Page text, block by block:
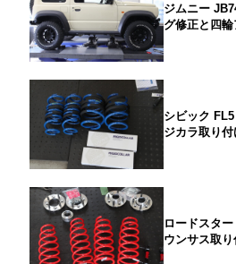
ジムニー
グ修正と四輪
シビック
ジカラ取り
ロードスタ
ウンサス取